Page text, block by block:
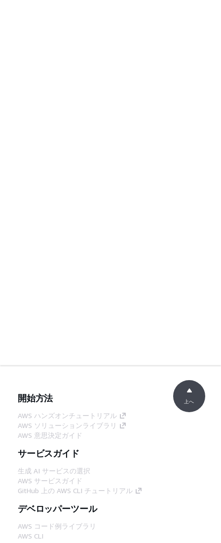
開始方法
AWS ハンズオンチュートリアル
AWS ソリューションライブラリ
AWS 意思決定ガイド
サービスガイド
生成 AI サービスの選択
AWS サービスガイド
GitHub 上の AWS CLI チュートリアル
デベロッパーツール
AWS コード例ライブラリ
AWS CLI
上へ